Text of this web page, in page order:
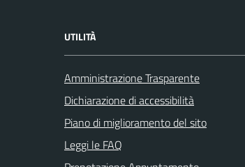
UTILITÀ
Amministrazione Trasparente
Dichiarazione di accessibilità
Piano di miglioramento del sito
Leggi le FAQ